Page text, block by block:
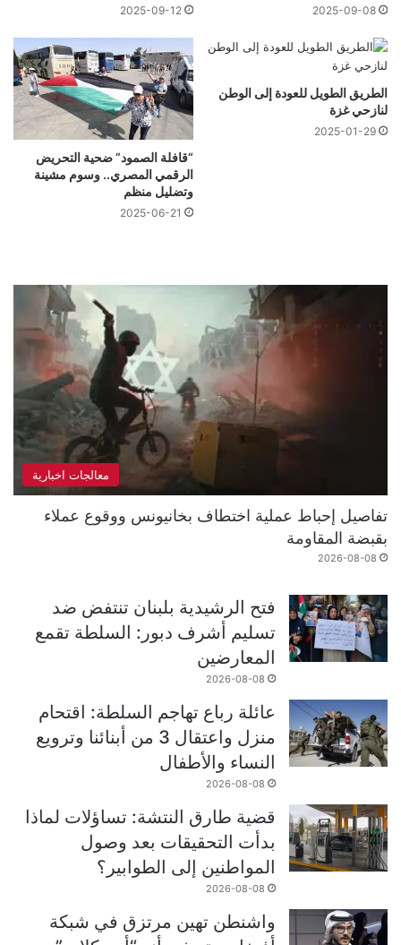
2025-09-08
2025-09-12
الطريق الطويل للعودة إلى الوطن
لنازحي غزة
2025-01-29
“قافلة الصمود” ضحية التحريض
الرقمي المصري.. وسوم مشينة
وتضليل منظم
2025-06-21
معالجات اخبارية
تفاصيل إحباط عملية اختطاف بخانيونس ووقوع عملاء
بقبضة المقاومة
2026-08-08
فتح الرشيدية بلبنان تنتفض ضد
تسليم أشرف دبور: السلطة تقمع
المعارضين
2026-08-08
عائلة رباع تهاجم السلطة: اقتحام
منزل واعتقال 3 من أبنائنا وترويع
النساء والأطفال
2026-08-08
قضية طارق النتشة: تساؤلات لماذا
بدأت التحقيقات بعد وصول
المواطنين إلى الطوابير؟
2026-08-08
واشنطن تهين مرتزق في شبكة